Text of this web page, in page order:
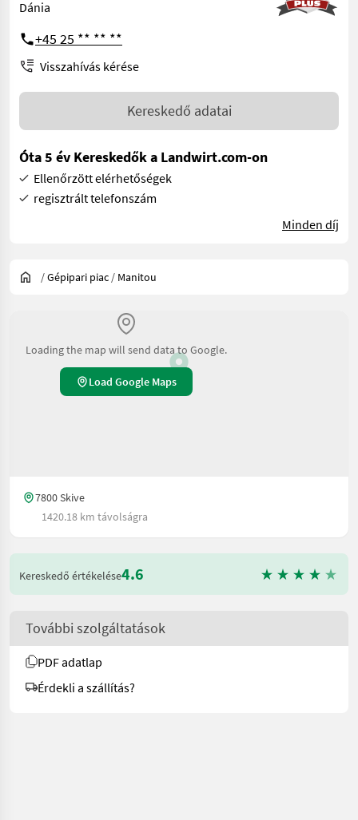
Dánia
+45 25 ** ** **
Visszahívás kérése
Kereskedő adatai
Óta 5 év Kereskedők a Landwirt.com-on
Ellenőrzött elérhetőségek
regisztrált telefonszám
Minden díj
/Gépipari piac / Manitou
Loading the map will send data to Google.
Load Google Maps
7800 Skive
1420.18 km távolságra
Kereskedő értékelése4.6
További szolgáltatások
PDF adatlap
Érdekli a szállítás?